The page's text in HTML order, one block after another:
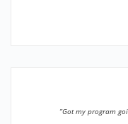
”Got my program